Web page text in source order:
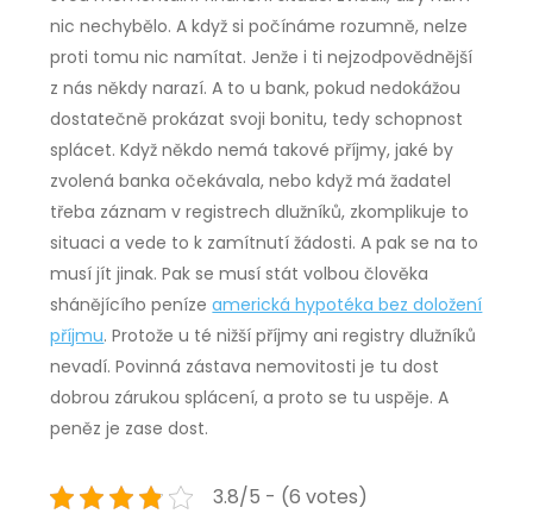
nic nechybělo. A když si počínáme rozumně, nelze
proti tomu nic namítat. Jenže i ti nejzodpovědnější
z nás někdy narazí. A to u bank, pokud nedokážou
dostatečně prokázat svoji bonitu, tedy schopnost
splácet. Když někdo nemá takové příjmy, jaké by
zvolená banka očekávala, nebo když má žadatel
třeba záznam v registrech dlužníků, zkomplikuje to
situaci a vede to k zamítnutí žádosti. A pak se na to
musí jít jinak. Pak se musí stát volbou člověka
shánějícího penízeamerická hypotéka bez doložení
příjmu. Protože u té nižší příjmy ani registry dlužníků
nevadí. Povinná zástava nemovitosti je tu dost
dobrou zárukou splácení, a proto se tu uspěje. A
peněz je zase dost.
3.8/5 - (6 votes)